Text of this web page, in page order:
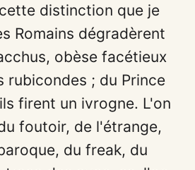
distinction que je
Romains dégradèrent
obèse facétieux
rubicondes ; du Prince
firent un ivrogne. L'on
foutoir, de l'étrange,
du freak, du